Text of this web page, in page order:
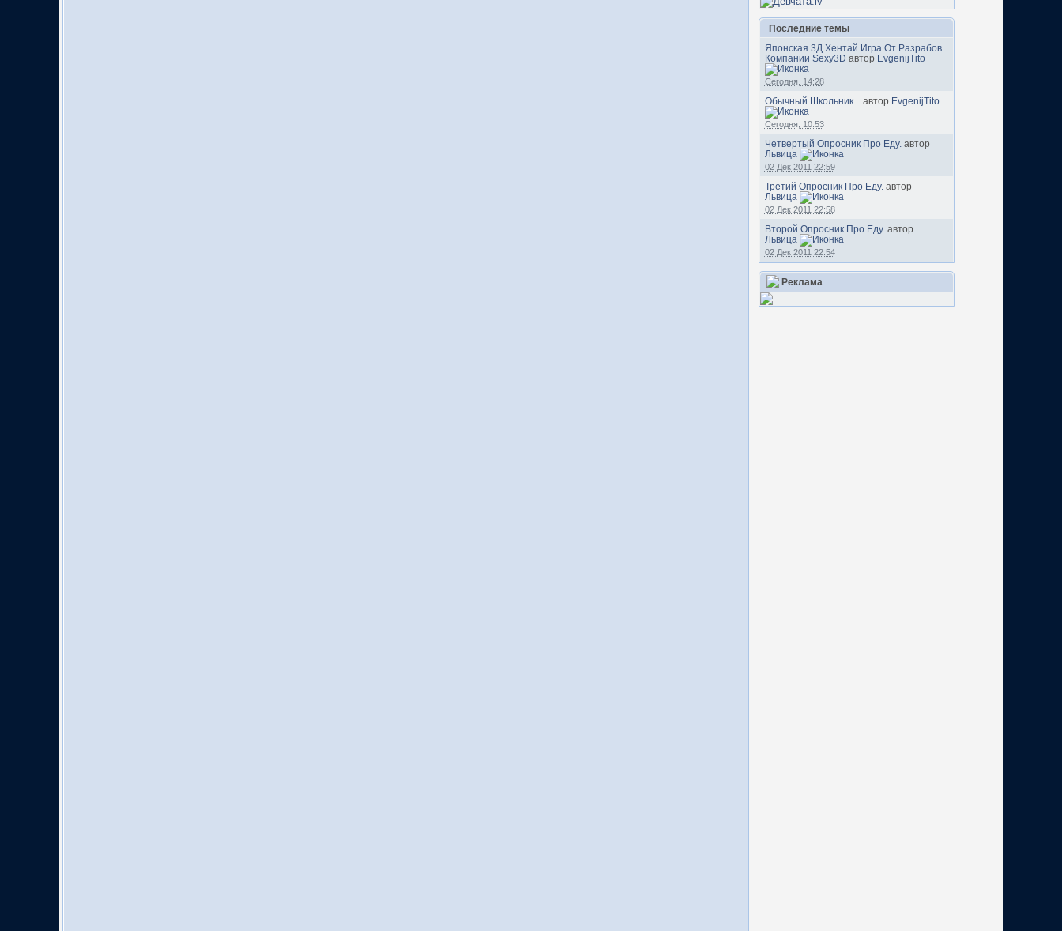
Последние темы
Японская 3Д Хентай Игра От Разрабов
Компании Sexy3D автор EvgenijTito
Сегодня, 14:28
Обычный Школьник... автор EvgenijTito
Сегодня, 10:53
Четвертый Опросник Про Еду. автор
Львица
02 Дек 2011 22:59
Третий Опросник Про Еду. автор
Львица
02 Дек 2011 22:58
Второй Опросник Про Еду. автор
Львица
02 Дек 2011 22:54
Реклама